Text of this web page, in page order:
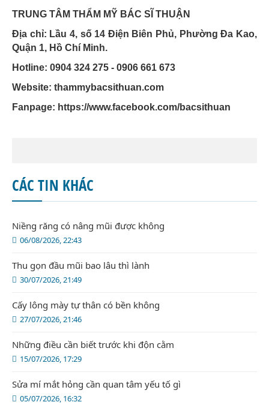
TRUNG TÂM THẨM MỸ BÁC SĨ THUẬN
Địa chỉ: Lầu 4, số 14 Điện Biên Phủ, Phường Đa Kao,
Quận 1, Hồ Chí Minh.
Hotline: 0904 324 275 - 0906 661 673
Website: thammybacsithuan.com
Fanpage: https://www.facebook.com/bacsithuan
CÁC TIN KHÁC
06/08/2026, 22:43
Niềng răng có nâng mũi được không
30/07/2026, 21:49
Thu gọn đầu mũi bao lâu thì lành
27/07/2026, 21:46
Cấy lông mày tự thân có bền không
15/07/2026, 17:29
Những điều cần biết trước khi độn cằm
05/07/2026, 16:32
Sửa mí mắt hỏng cần quan tâm yếu tố gì